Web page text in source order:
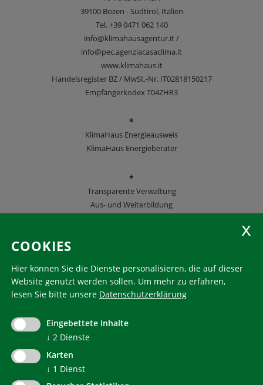
39100 Bozen - Südtirol, Italien
Tel.+39 0471 062 140
info@klimahausagentur.it /
info@pec.agenziacasaclima.it
www.klimahaus.it
Handelsregister BZ / MwSt.-Nr. IT02818150217
Empfängerkodex T04ZHR3
*
KlimaHaus Energieausweis
KlimaHaus Energieberater
*
Transparente Verwaltung
Aus- und Weiterbildung
KlimaHaus ist eine eingetragene Marke. Die Nutzung muss
communication@klimahausagentur.it
© 2022 Agentur für Energie Südtirol - KlimaHaus
COOKIES
Hier können Sie die Dienste personalisieren, die auf dieser
Website genutzt werden sollen. Um mehr zu erfahren,
lesen Sie bitte unsere Datenschutzerklärung
Eingebettete Inhalte
↓ 2 Dienste
Karten
↓ 1 Dienst